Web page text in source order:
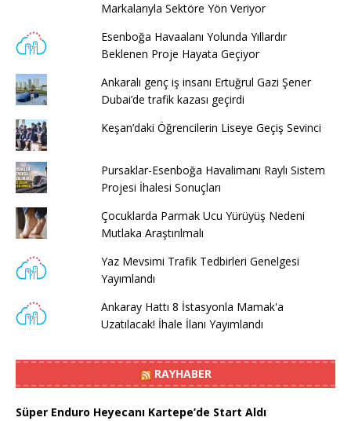
Markalarıyla Sektöre Yön Veriyor
Esenboğa Havaalanı Yolunda Yıllardır
Beklenen Proje Hayata Geçiyor
Ankaralı genç iş insanı Ertuğrul Gazi Şener
Dubai’de trafik kazası geçirdi
Keşan’daki Öğrencilerin Liseye Geçiş Sevinci
Pursaklar-Esenboğa Havalimanı Raylı Sistem
Projesi İhalesi Sonuçları
Çocuklarda Parmak Ucu Yürüyüş Nedeni
Mutlaka Araştırılmalı
Yaz Mevsimi Trafik Tedbirleri Genelgesi
Yayımlandı
Ankaray Hattı 8 İstasyonla Mamak'a
Uzatılacak! İhale İlanı Yayımlandı
RAYHABER
Süper Enduro Heyecanı Kartepe’de Start Aldı